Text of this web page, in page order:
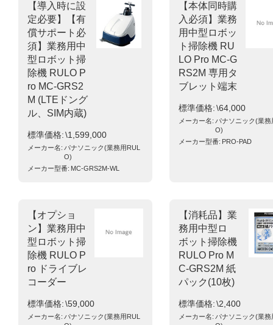
【導入時に設
定必要】【有
償サポート必
須】業務用中
型ロボット掃
除機 RULO P
ro MC-GRS2
M (LTEドング
ル、SIM内蔵)
標準価格 \1,599,000
メーカー名 パナソニック(業務用RUL
O)
メーカー型番 MC-GRS2M-WL
【本体同時購
入必須】業務
用中型ロボッ
ト掃除機 RU
LO Pro MC-G
RS2M 専用タ
ブレット端末
標準価格 \64,000
メーカー名 パナソニック(業務
O)
メーカー型番 PRO-PAD
【オプショ
ン】業務用中
型ロボット掃
除機 RULO P
ro ドライブレ
コーダー
標準価格 \59,000
メーカー名 パナソニック(業務用RUL
【消耗品】業
務用中型ロ
ボット掃除機
RULO Pro M
C-GRS2M 紙
パック(10枚)
標準価格 \2,400
メーカー名 パナソニック(業務